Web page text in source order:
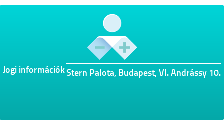
Jogi információkStern Palota, Budapest, VI. Andrássy 10.